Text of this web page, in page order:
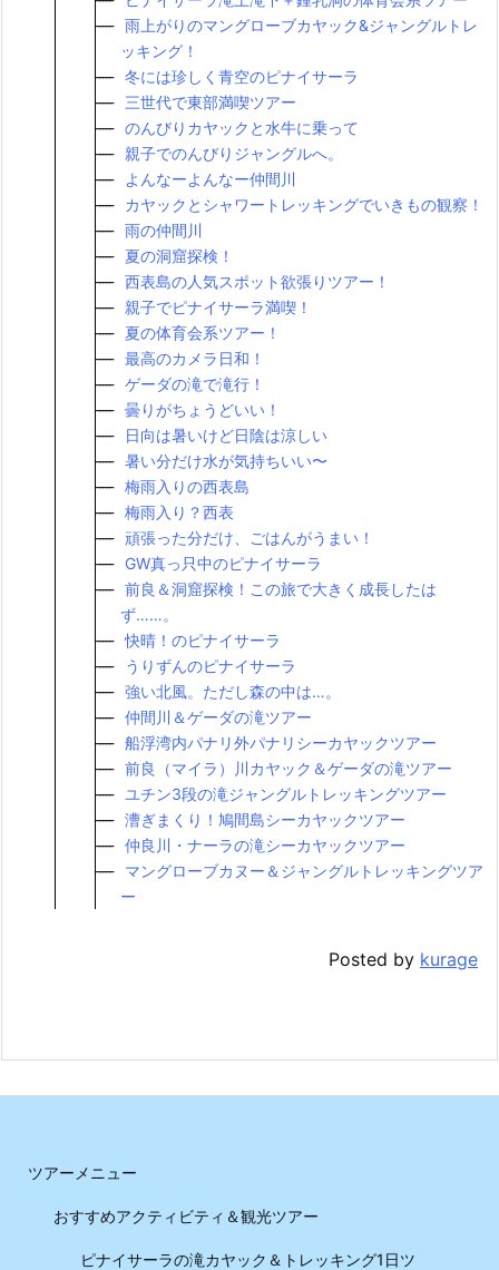
雨上がりのマングローブカヤック&ジャングルトレ
ッキング！
冬には珍しく青空のピナイサーラ
三世代で東部満喫ツアー
のんびりカヤックと水牛に乗って
親子でのんびりジャングルへ。
よんなーよんなー仲間川
カヤックとシャワートレッキングでいきもの観察！
雨の仲間川
夏の洞窟探検！
西表島の人気スポット欲張りツアー！
親子でピナイサーラ満喫！
夏の体育会系ツアー！
最高のカメラ日和！
ゲーダの滝で滝行！
曇りがちょうどいい！
日向は暑いけど日陰は涼しい
暑い分だけ水が気持ちいい〜
梅雨入りの西表島
梅雨入り？西表
頑張った分だけ、ごはんがうまい！
GW真っ只中のピナイサーラ
前良＆洞窟探検！この旅で大きく成長したは
ず……。
快晴！のピナイサーラ
うりずんのピナイサーラ
強い北風。ただし森の中は…。
仲間川＆ゲーダの滝ツアー
船浮湾内パナリ外パナリシーカヤックツアー
前良（マイラ）川カヤック＆ゲーダの滝ツアー
ユチン3段の滝ジャングルトレッキングツアー
漕ぎまくり！鳩間島シーカヤックツアー
仲良川・ナーラの滝シーカヤックツアー
マングローブカヌー＆ジャングルトレッキングツア
ー
Posted by kurage
ツアーメニュー
おすすめアクティビティ＆観光ツアー
ピナイサーラの滝カヤック＆トレッキング1日ツ